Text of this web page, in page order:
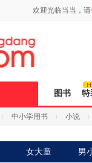
欢迎光临当当，请
图书 特
中小学用书 小说
女大童 男